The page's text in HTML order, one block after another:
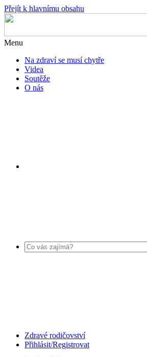
Přejít k hlavnímu obsahu
Menu
Na zdraví se musí chytře
Videa
Soutěže
O nás
Zdravé rodičovství
Přihlásit/Registrovat